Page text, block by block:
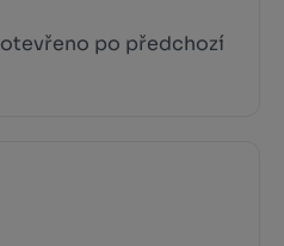
otevřeno po předchozí